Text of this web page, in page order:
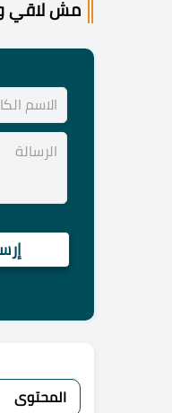
مش لاقي
المحتوى